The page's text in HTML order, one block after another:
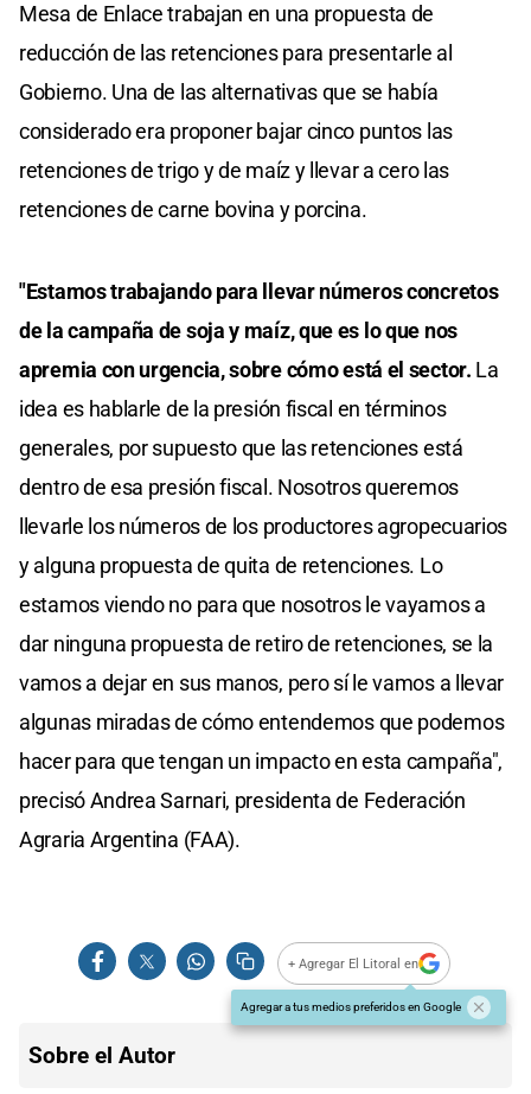
Mesa de Enlace trabajan en una propuesta de
reducción de las retenciones para presentarle al
Gobierno. Una de las alternativas que se había
considerado era proponer bajar cinco puntos las
retenciones de trigo y de maíz y llevar a cero las
retenciones de carne bovina y porcina.
"Estamos trabajando para llevar números concretos
de la campaña de soja y maíz, que es lo que nos
apremia con urgencia, sobre cómo está el sector. La
idea es hablarle de la presión fiscal en términos
generales, por supuesto que las retenciones está
dentro de esa presión fiscal. Nosotros queremos
llevarle los números de los productores agropecuarios
y alguna propuesta de quita de retenciones. Lo
estamos viendo no para que nosotros le vayamos a
dar ninguna propuesta de retiro de retenciones, se la
vamos a dejar en sus manos, pero sí le vamos a llevar
algunas miradas de cómo entendemos que podemos
hacer para que tengan un impacto en esta campaña",
precisó Andrea Sarnari, presidenta de Federación
Agraria Argentina (FAA).
+ Agregar El Litoral en
Agregar a tus medios preferidos en Google
Sobre el Autor